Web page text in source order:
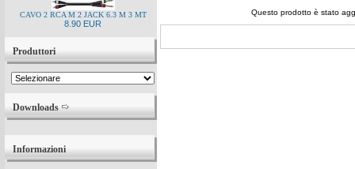
CAVO 2 RCA M 2 JACK 6.3 M 3 MT
8.90 EUR
Produttori
Downloads
Informazioni
Questo prodotto è stato